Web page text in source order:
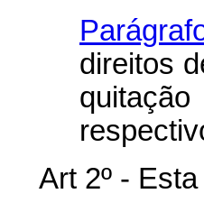
direitos
Art 2º -